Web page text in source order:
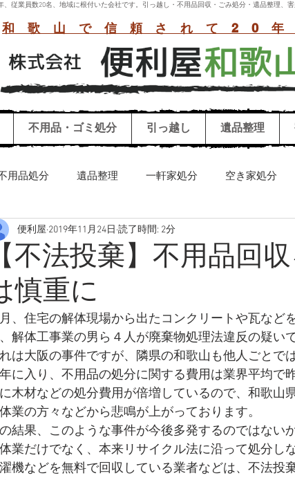
、従業員数20名、地域に根付いた会社です。引っ越し・不用品回収・ごみ処分・遺品整理、
和歌山で信頼されて20年
不用品・ゴミ処分 引っ越し 遺品整理
用品処分 遺品整理 一軒家処分 空き家処分
処分 ハウスクリーニング
運び出し処分
溝掃除 ネズミ駆除 海南市 不用品関連記事
蝙蝠
【不法投棄】不用品回
慎重に
便利屋 2019年11月24日 読了時間: 2分
、住宅の解体現場から出たコンクリートや瓦など
解体工事業の男ら４人が廃棄物処理法違反の疑い
は大阪の事件ですが、隣県の和歌山も他人ごとで
に入り、不用品の処分に関する費用は業界平均で
木材などの処分費用が倍増しているので、和歌山
業の方々などから悲鳴が上がっております。
結果、このような事件が今後多発するのではない
業だけでなく、本来リサイクル法に沿って処分し
機などを無料で回収している業者などは、不法投